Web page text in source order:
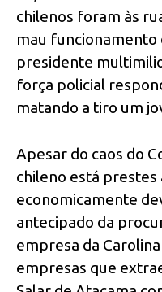
chilenos foram às
mau
presidente
força policial
matando a tiro um
Apesar do caos do
chileno está prestes
economicamente
antecipado da
empresa da
empresas que